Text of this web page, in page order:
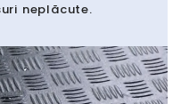
neplăcute.